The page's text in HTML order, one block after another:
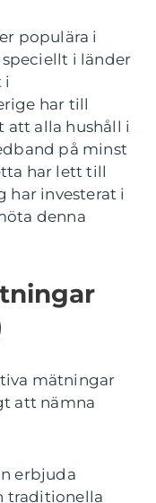
populära i
i länder
i
har till
att alla hushåll i
på minst
har lett till
har investerat i
denna
mätningar
att nämna
erbjuda
traditionella